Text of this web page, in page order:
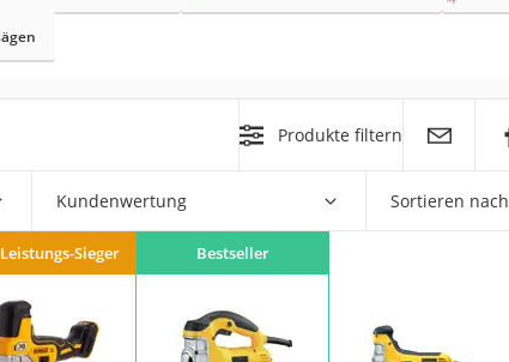
Produkte filtern
Kundenwertung Sortieren nach
Sieger Bestseller